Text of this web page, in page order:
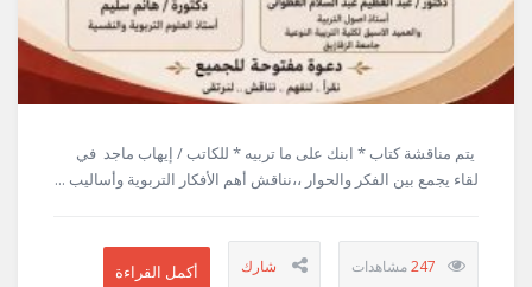
يتم مناقشة كتاب * ابنك على ما تربيه * للكاتب / إيهاب ماجد في
لقاء يجمع بين الفكر والحوار ،،نناقش أهم الأفكار التربوية وأساليب ...
247